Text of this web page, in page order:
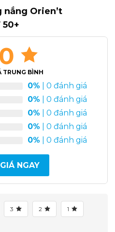
Orien’t
50+
TRUNG BÌNH
0% | 0 đánh giá
0% | 0 đánh giá
0% | 0 đánh giá
0% | 0 đánh giá
0% | 0 đánh giá
NGAY
3 2 1